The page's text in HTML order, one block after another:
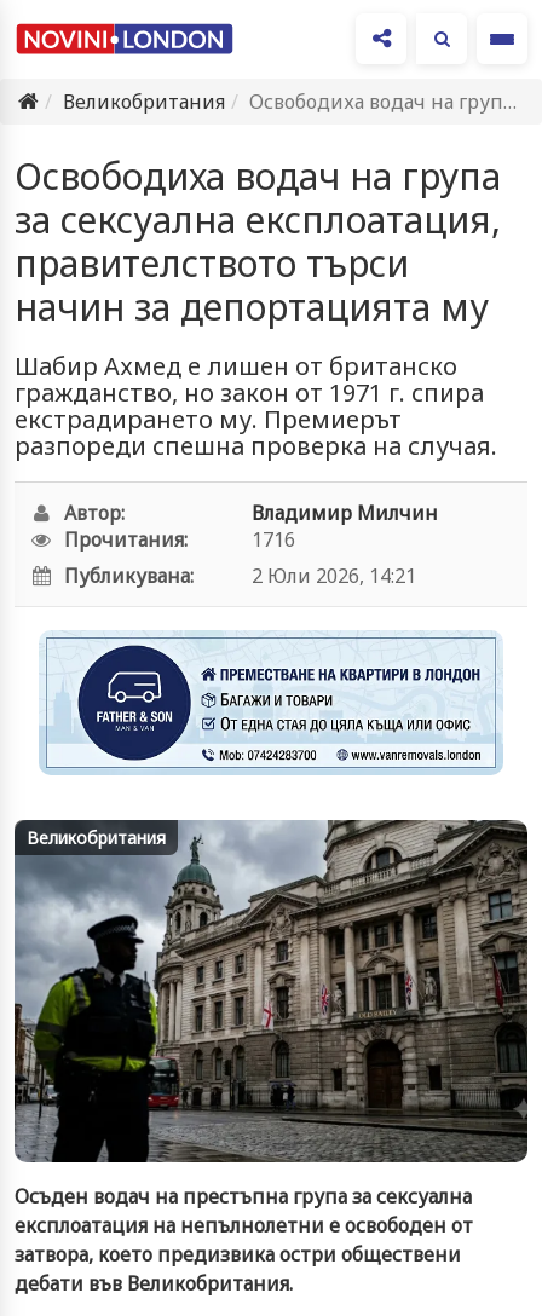
Великобритания
Освободиха водач на група за сексуална експлоатация, правителството търси начин…
Освободиха водач на група
за сексуална експлоатация,
правителството търси
начин за депортацията му
Шабир Ахмед е лишен от британско
гражданство, но закон от 1971 г. спира
екстрадирането му. Премиерът
разпореди спешна проверка на случая.
Автор:
Владимир Милчин
Прочитания:
1716
Публикувана:
2 Юли 2026, 14:21
Великобритания
Осъден водач на престъпна група за сексуална
експлоатация на непълнолетни е освободен от
затвора, което предизвика остри обществени
дебати във Великобритания.